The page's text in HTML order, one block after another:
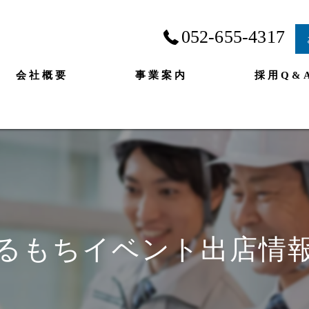
052-655-4317
会社概要 事業案内 採用
もちイベント出店情